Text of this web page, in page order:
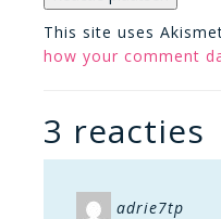
This site uses
how your comment
3 reacties
adrie7tp